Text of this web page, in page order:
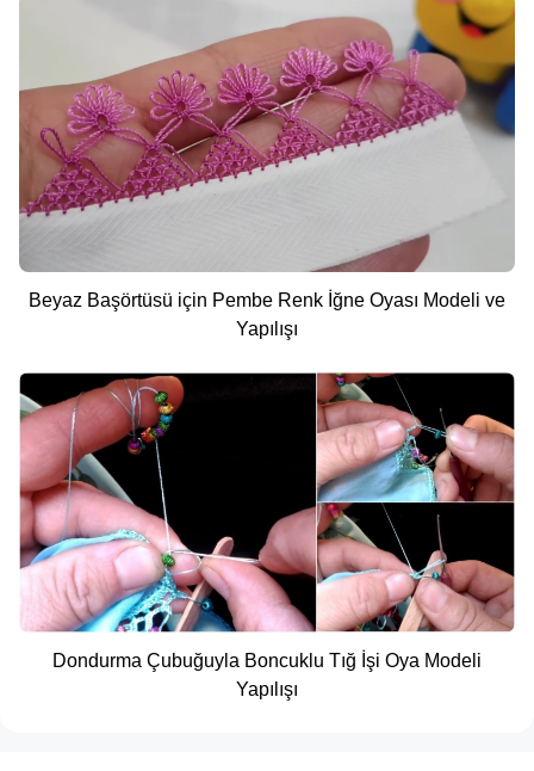
Beyaz Başörtüsü için Pembe Renk İğne Oyası Modeli ve
Yapılışı
Dondurma Çubuğuyla Boncuklu Tığ İşi Oya Modeli
Yapılışı